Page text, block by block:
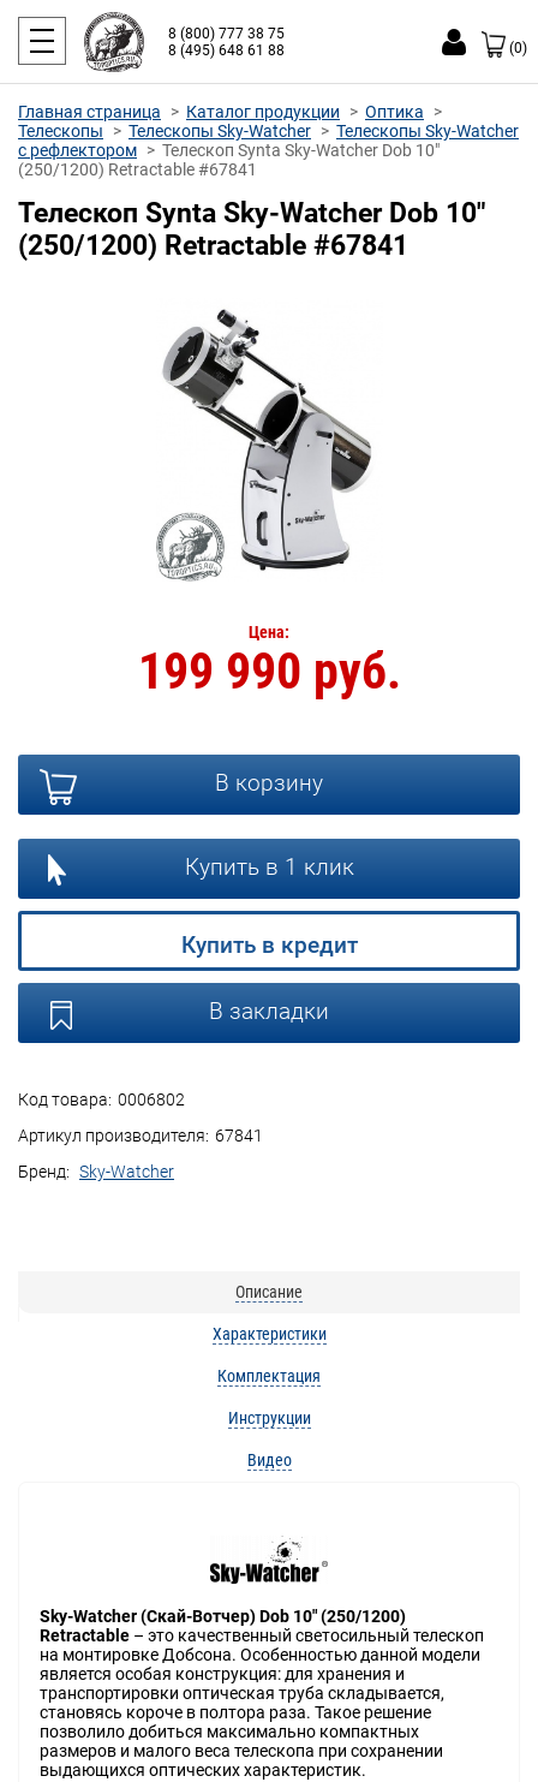
8 (800) 777 38 75
8 (495) 648 61 88
(0)
Главная страница Каталог продукции
Оптика
Телескопы
Телескопы Sky-Watcher
Телескопы Sky-Watcher
с рефлектором
Телескоп Synta Sky-Watcher Dob 10"
(250/1200) Retractable #67841
Телескоп Synta Sky-Watcher Dob 10"
(250/1200) Retractable #67841
Код товара: 0006802
Артикул производителя: 67841
Бренд: Sky-Watcher
Цена:
199 990 руб.
В корзину
Купить в 1 клик
Купить в кредит
В закладки
Описание
Характеристики
Комплектация
Инструкции
Видео
Sky-Watcher (Скай-Вотчер) Dob 10" (250/1200)
Retractable – это качественный светосильный телескоп
на монтировке Добсона. Особенностью данной модели
является особая конструкция: для хранения и
транспортировки оптическая труба складывается,
становясь короче в полтора раза. Такое решение
позволило добиться максимально компактных
размеров и малого веса телескопа при сохранении
выдающихся оптических характеристик.